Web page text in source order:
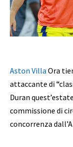
Aston Villa Ora
attaccante di
Duran
commissione di
concorrenza